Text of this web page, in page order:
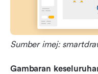
Sumber imej:
Gambaran